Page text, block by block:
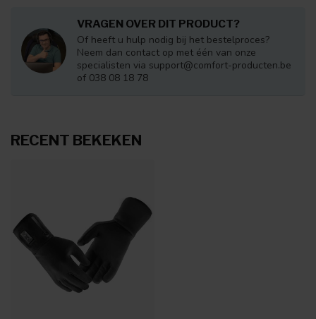
VRAGEN OVER DIT PRODUCT?
Of heeft u hulp nodig bij het bestelproces?
Neem dan contact op met één van onze
specialisten via support@comfort-producten.be
of 038 08 18 78
RECENT BEKEKEN